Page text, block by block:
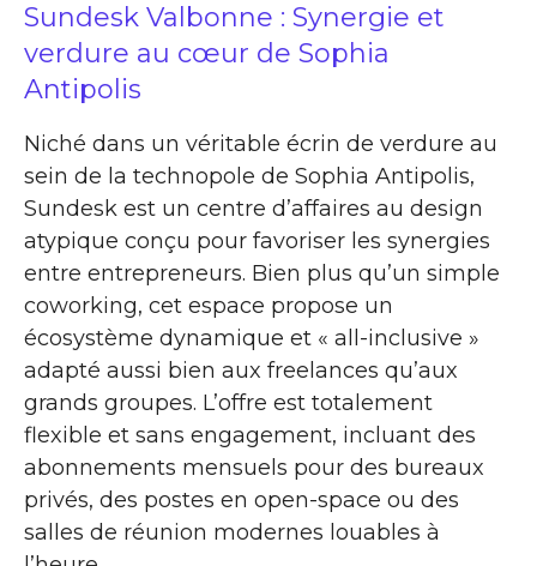
Sundesk Valbonne : Synergie et
verdure au cœur de Sophia
Antipolis
Niché dans un véritable écrin de verdure au
sein de la technopole de Sophia Antipolis,
Sundesk est un centre d’affaires au design
atypique conçu pour favoriser les synergies
entre entrepreneurs. Bien plus qu’un simple
coworking, cet espace propose un
écosystème dynamique et « all-inclusive »
adapté aussi bien aux freelances qu’aux
grands groupes. L’offre est totalement
flexible et sans engagement, incluant des
abonnements mensuels pour des bureaux
privés, des postes en open-space ou des
salles de réunion modernes louables à